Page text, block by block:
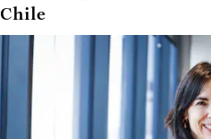
Chile